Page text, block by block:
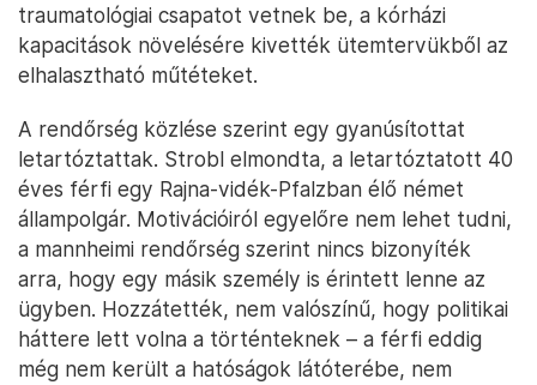
traumatológiai csapatot vetnek be, a kórházi
kapacitások növelésére kivették ütemtervükből az
elhalasztható műtéteket.
A rendőrség közlése szerint egy gyanúsítottat
letartóztattak. Strobl elmondta, a letartóztatott 40
éves férfi egy Rajna-vidék-Pfalzban élő német
állampolgár. Motivációiról egyelőre nem lehet tudni,
a mannheimi rendőrség szerint nincs bizonyíték
arra, hogy egy másik személy is érintett lenne az
ügyben. Hozzátették, nem valószínű, hogy politikai
háttere lett volna a történteknek – a férfi eddig
még nem került a hatóságok látóterébe, nem